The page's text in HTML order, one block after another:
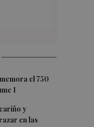
el 750
I
y
en las